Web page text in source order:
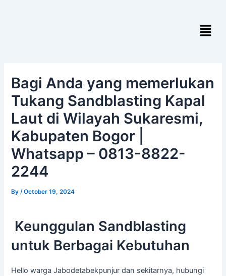
Menu
Bagi Anda yang memerlukan
Tukang Sandblasting Kapal
Laut di Wilayah Sukaresmi,
Kabupaten Bogor |
Whatsapp – 0813-8822-
2244
By/October 19, 2024
Keunggulan Sandblasting
untuk Berbagai Kebutuhan
Hello warga Jabodetabekpunjur dan sekitarnya, hubungi